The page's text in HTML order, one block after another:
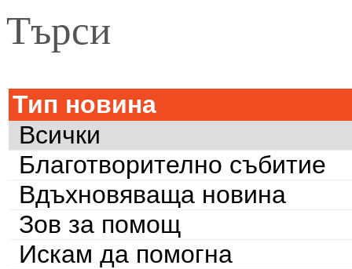
Търси
Тип новина
Всички
Благотворително събитие
Вдъхновяваща новина
Зов за помощ
Искам да помогна